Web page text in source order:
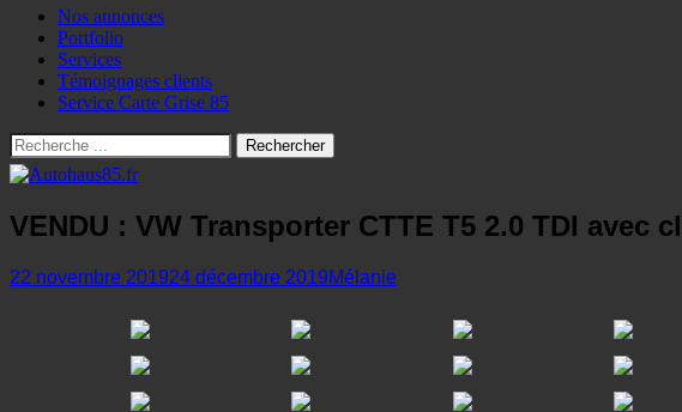
Menu
principal
Aller
contenu
Nos annonces
Portfolio
Services
Témoignages clients
Service Carte Grise 85
Recherche
Rechercher :
VENDU : VW Transporter CTTE T5 2.0 TDI avec
Posted
22 novembre 201924 décembre 2019Author
Mélanie